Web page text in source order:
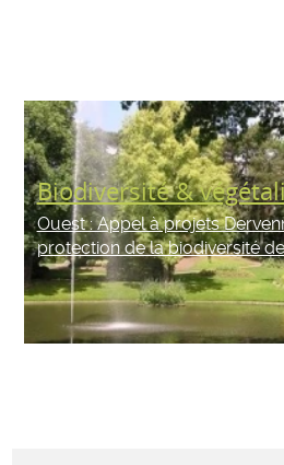
Ouest : Appel à projets
protection de la biodiversité
Biodiversité &